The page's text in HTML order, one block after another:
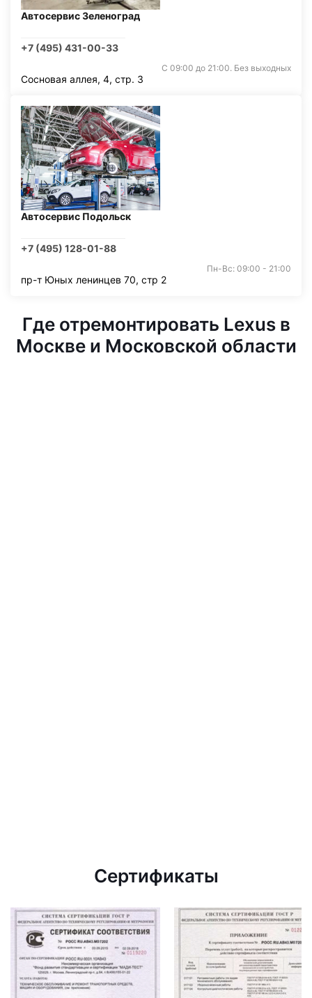
Автосервис Зеленоград
+7 (495) 431-00-33
С 09:00 до 21:00. Без выходных
Сосновая аллея, 4, стр. 3
Автосервис Подольск
+7 (495) 128-01-88
Пн-Вс: 09:00 - 21:00
пр-т Юных ленинцев 70, стр 2
Где отремонтировать Lexus в
Москве и Московской области
Сертификаты